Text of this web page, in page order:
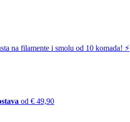
na filamente i smolu od 10 komada! ⚡️
od € 49,90